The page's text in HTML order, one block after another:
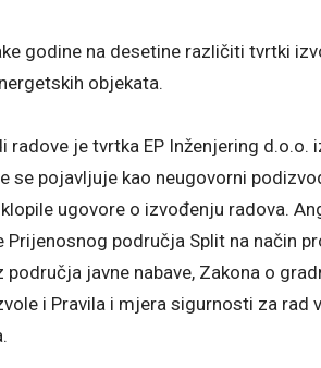
godine na desetine različiti tvrtki
objekata.
je tvrtka EP Inženjering d.o.o.
se pojavljuje kao neugovorni
ugovore o izvođenju radova.
područja Split na način
područja javne nabave, Zakona o
i Pravila i mjera sigurnosti za rad